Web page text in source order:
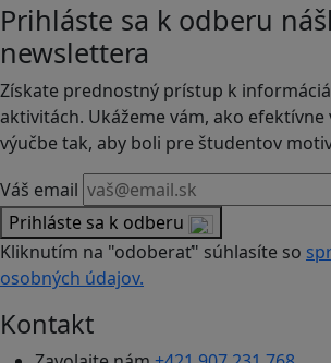
Prihláste sa k odberu
newslettera
Získate prednostný prístup k
aktivitách. Ukážeme vám, ako efektívne
výučbe tak, aby boli pre študentov
Váš email
Prihláste sa k odberu
Kliknutím na "odoberať" súhlasíte so
osobných údajov.
Kontakt